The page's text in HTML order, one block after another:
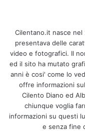
Cilentano.it nasce nel
presentava delle
video e fotografici. Il
ed il sito ha mutato
anni è cosi' come lo
offre informazioni
Cilento Diano ed
chiunque voglia
informazioni su questi
e senza fine